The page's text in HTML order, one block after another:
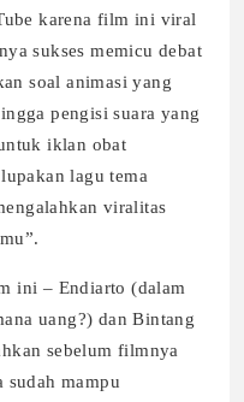
karena film ini viral
sukses memicu debat
soal animasi yang
pengisi suara yang
iklan obat
lagu tema
viralitas
ini – Endiarto (dalam
uang?) dan Bintang
sebelum filmnya
mampu